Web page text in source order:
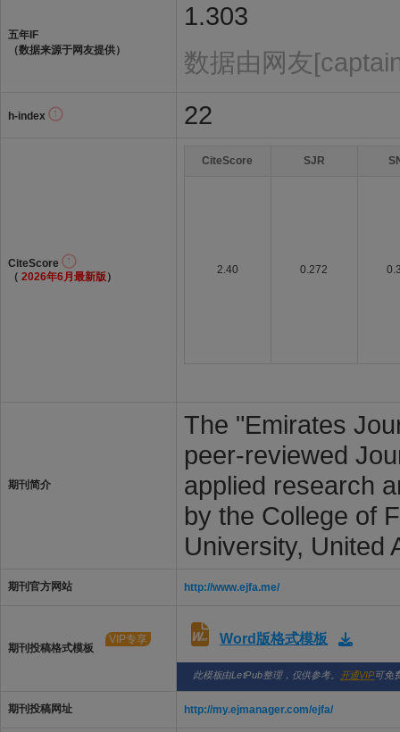
五年IF
（数据来源于网友提供）
1.303
数据由网友
h-index 22
CiteScore
（ 2026年6月最新版 ）
CiteScore SJR
2.40 0.272
期刊简介
The "Emirates
peer-reviewed
applied research
by the College of
University, United
期刊官方网站 http://www.ejfa.me/
期刊投稿格式模板
VIP专享 Word版格式模板
此模板由LetPub整理，仅供参考。 开通VIP可免
期刊投稿网址 http://my.ejmanager.com/ejfa/